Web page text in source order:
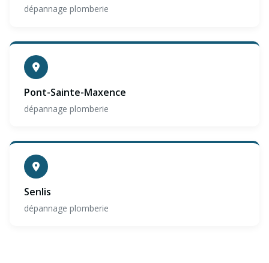
dépannage plomberie
Pont-Sainte-Maxence
dépannage plomberie
Senlis
dépannage plomberie